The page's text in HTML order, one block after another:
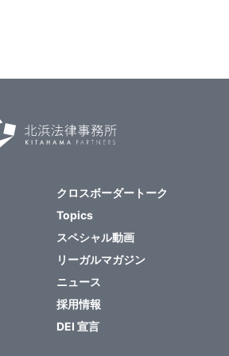
クロスボーダートーク
Topics
スペシャル動画
リーガルマガジン
ニュース
採用情報
DEI 宣言